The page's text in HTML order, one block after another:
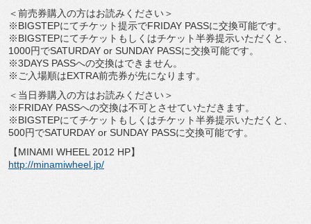
＜前売券購入の方はお読みください＞
※BIGSTEPにてチケット提示でFRIDAY PASSに交換可能です。
※BIGSTEPにてチケットもしくはチケット半券提示いただくと、
1000円でSATURDAY or SUNDAY PASSに交換可能です。
※3DAYS PASSへの交換はできません。
※ご入場順はEXTRA前売券が先になります。
＜当日券購入の方はお読みください＞
※FRIDAY PASSへの交換は不可とさせていただきます。
※BIGSTEPにてチケットもしくはチケット半券提示いただくと、
500円でSATURDAY or SUNDAY PASSに交換可能です。
【MINAMI WHEEL 2012 HP】
http://minamiwheel.jp/